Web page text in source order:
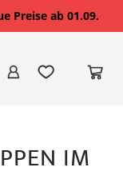
Preise ab 01.09.
IM